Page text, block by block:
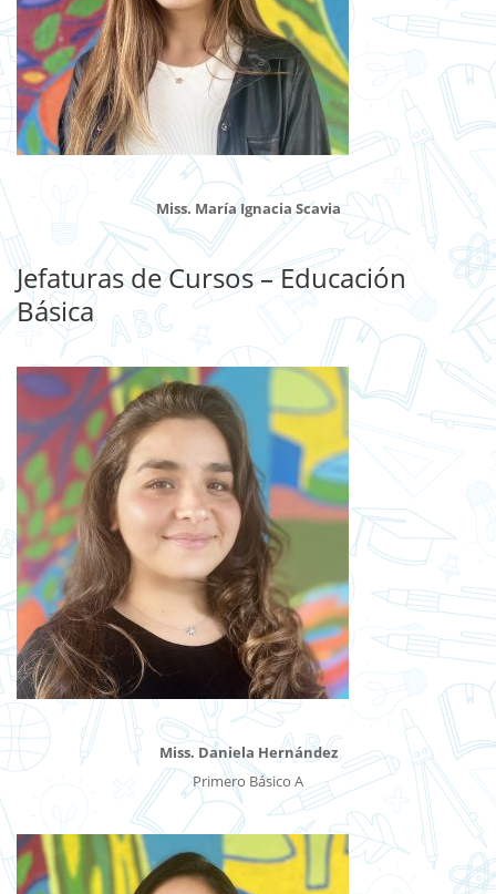
Miss. María Ignacia Scavia
Jefaturas de Cursos – Educación
Básica
Miss. Daniela Hernández
Primero Básico A